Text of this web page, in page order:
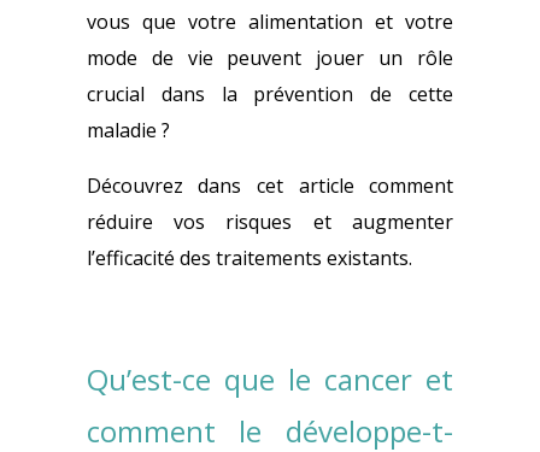
vous que votre alimentation et votre
mode de vie peuvent jouer un rôle
crucial dans la prévention de cette
maladie ?
Découvrez dans cet article comment
réduire vos risques et augmenter
l’efficacité des traitements existants.
Qu’est-ce que le cancer et
comment le développe-t-